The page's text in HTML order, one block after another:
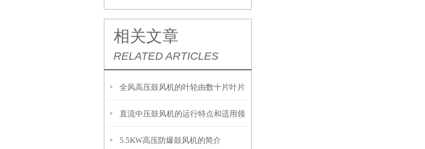
相关文章
RELATED ARTICLES
全风高压鼓风机的叶轮由数十片叶片
组成
直流中压鼓风机的运行特点和适用领
域
5.5KW高压防爆鼓风机的简介